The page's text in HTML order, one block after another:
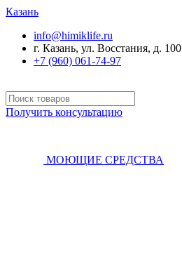
Казань
info@himiklife.ru
г. Казань, ул. Восстания, д. 100
+7 (960) 061-74-97
Получить консультацию
МОЮЩИЕ СРЕДСТВА